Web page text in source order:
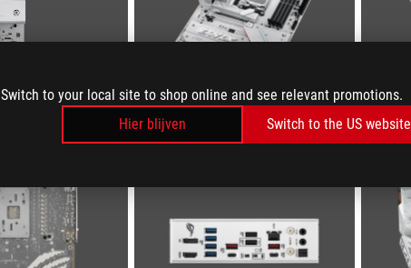
Switch to your local site to shop online and see relevant promotions.
Hier blijven
Switch to the US website